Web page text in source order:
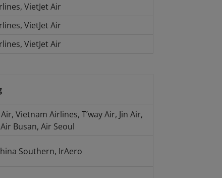
VietJet Air
VietJet Air
VietJet Air
Vietnam Airlines, T’way Air, Jin Air,
Busan, Air Seoul
Southern, IrAero